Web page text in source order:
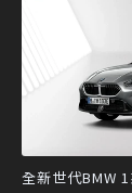
全新世代BMW